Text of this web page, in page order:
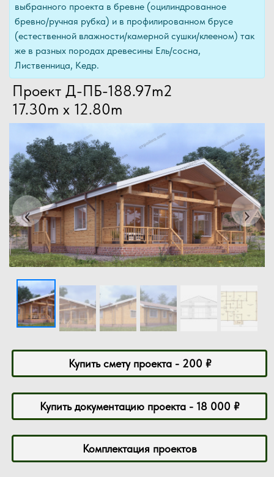
выбранного проекта в бревне (оцилиндрованное
бревно/ручная рубка) и в профилированном брусе
(естественной влажности/камерной сушки/клееном) так
же в разных породах древесины Ель/сосна,
Лиственница, Кедр.
Проект Д-ПБ-188.97m2
17.30m x 12.80m
‹Previous ›Next
Купить смету проекта - 200 ₽
Купить документацию проекта - 18 000 ₽
Комплектация проектов